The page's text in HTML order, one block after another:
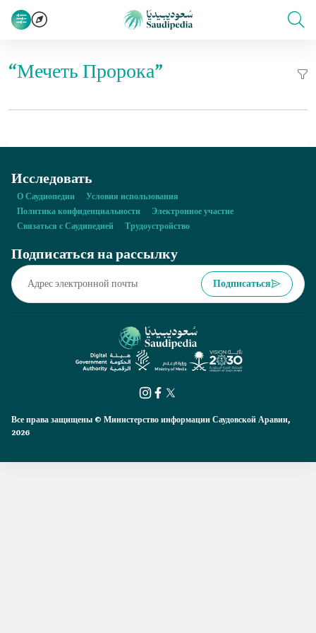
“Мечеть Пророка”
Исследовать
О Саудиопедии
Условия использования
Политика конфиденциальности
Электронное участие
Связаться с Саудипедией
Трудоустройство
Подписаться на рассылку
Подписаться
Все права защищены © Министерство информации Саудовской Аравии,
2026